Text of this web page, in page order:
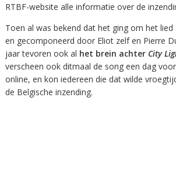
RTBF-website alle informatie over de
Toen al was bekend dat het ging om het lied
en gecomponeerd door Eliot zelf en Pierre
jaar tevoren ook al het brein achter City
verscheen ook ditmaal de song een dag
online, en kon iedereen die dat wilde
de Belgische inzending.